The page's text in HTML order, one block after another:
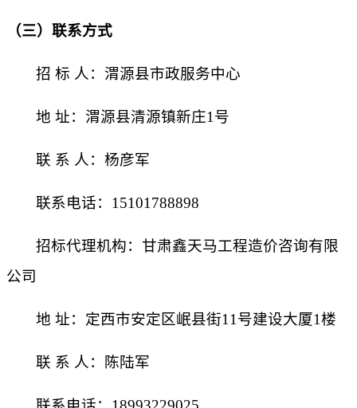
（三）联系方式
招 标 人：渭源县市政服务中心
地 址：渭源县清源镇新庄1号
联 系 人：杨彦军
联系电话： 15101788898
招标代理机构：甘肃鑫天马工程造价咨询有限
公司
地 址：定西市安定区岷县街11号建设大厦1楼
联 系 人：陈陆军